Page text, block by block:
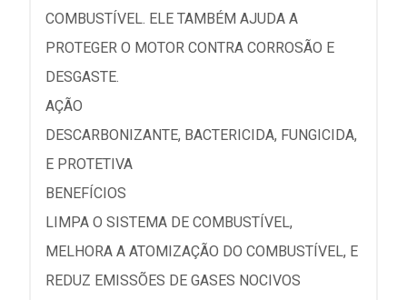
COMBUSTÍVEL. ELE TAMBÉM AJUDA A
PROTEGER O MOTOR CONTRA CORROSÃO E
DESGASTE.
AÇÃO
DESCARBONIZANTE, BACTERICIDA, FUNGICIDA,
E PROTETIVA
BENEFÍCIOS
LIMPA O SISTEMA DE COMBUSTÍVEL,
MELHORA A ATOMIZAÇÃO DO COMBUSTÍVEL, E
REDUZ EMISSÕES DE GASES NOCIVOS